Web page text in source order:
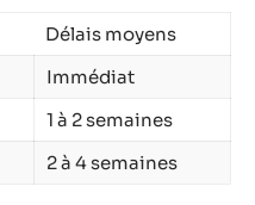
Délais moyens
Immédiat
1 à 2 semaines
2 à 4 semaines